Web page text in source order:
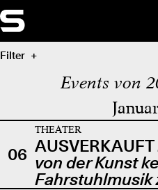
Filter
Events von
06
THEATER
von der Kunst
Fahrstuhlmusik